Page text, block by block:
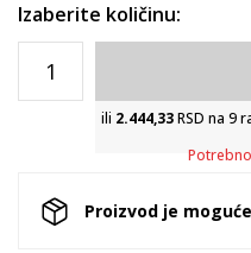
Izaberite količinu:
ili 2.444,33RSD na 9
Proizvod je